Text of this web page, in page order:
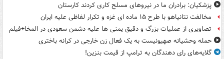
پزشکیان: برادران ما در نیروهای مسلح کاری کردند کارستان
مخالفت نتانیاهو با طرح ۱۵ ماده ای غزه و تکرار لفاظی علیه ایران
تصاویری از عملیات بزرگ و دقیق یمنی ها علیه دشمن سعودی در المخا+فیلم
حمله وحشیانه صهیونیست به یک فعال زن خارجی در کرانه باختری
گلایه‌های رای دهندگان به ترامپ از قیمت بنزین!